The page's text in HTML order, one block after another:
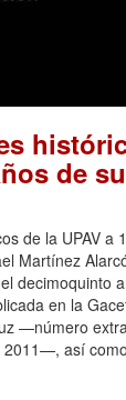
de
de la UPAV a
Martínez
decimoquinto
en la
—número
así